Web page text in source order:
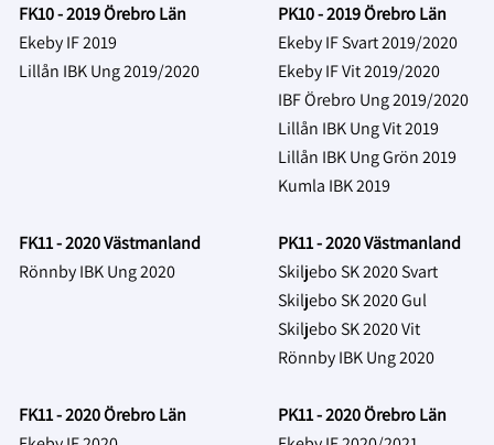
FK10 - 2019 Örebro Län
PK10 - 2019 Örebro Län
Ekeby IF 2019
Ekeby IF Svart 2019/2020
Lillån IBK Ung 2019/2020
Ekeby IF Vit 2019/2020
IBF Örebro Ung 2019/2020
Lillån IBK Ung Vit2019
Lillån IBK Ung Grön2019
Kumla IBK 2019
FK11 - 2020 Västmanland
PK11 - 2020 Västmanland
Rönnby IBK Ung 2020
Skiljebo SK 2020 Svart
Skiljebo SK 2020 Gul
Skiljebo SK 2020 Vit
Rönnby IBK Ung 2020
FK11 - 2020 Örebro Län
PK11 - 2020 Örebro Län